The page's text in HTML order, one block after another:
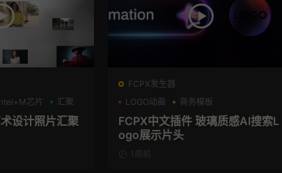
芯片 汇聚
设计照片汇聚
FCPX发生器
LOGO动画
商务模板
支持Intel+M芯片
FCPX中文插件 玻璃质感AI搜索L
ogo展示片头
1周前